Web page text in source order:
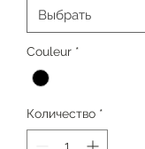
Выбрать
Couleur *
Количество *